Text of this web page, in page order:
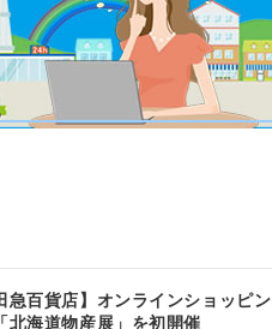
急百貨店】オンラインショッピン
北海道物産展」を初開催